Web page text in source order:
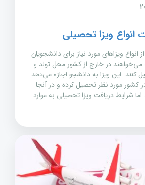
انواع ویزا تحصیلی
انواع ویزاهای مورد نیاز برای دانشجویان
می‌خواهند در خارج از کشور محل تولد و
این ویزا به دانشجو اجازه می‌دهد
کشور مورد نظر تحصیل کرده و در آنجا
شرایط دریافت ویزا تحصیلی به موارد